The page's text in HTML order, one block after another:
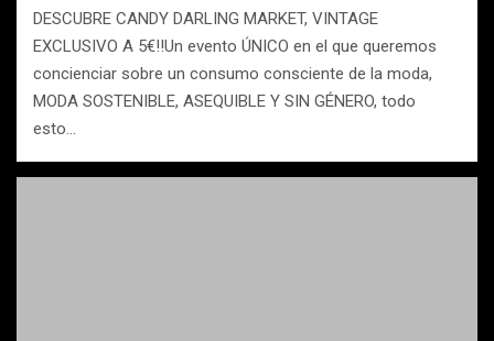
DESCUBRE CANDY DARLING MARKET, VINTAGE
EXCLUSIVO A 5€!!Un evento ÚNICO en el que queremos
concienciar sobre un consumo consciente de la moda,
MODA SOSTENIBLE, ASEQUIBLE Y SIN GÉNERO, todo
esto…